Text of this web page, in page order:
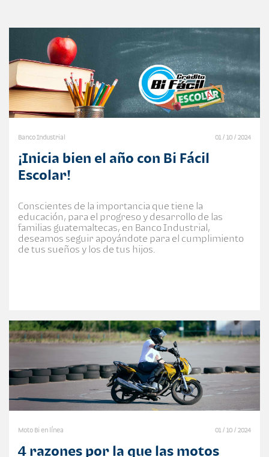
Banco Industrial 01 / 10 / 2024
¡Inicia bien el año con Bi Fácil
Escolar!
Conscientes de la importancia que tiene la
educación, para el progreso y desarrollo de las
familias guatemaltecas, en Banco Industrial,
deseamos seguir apoyándote para el cumplimiento
de tus sueños y los de tus hijos.
Moto Bi en línea 01 / 10 / 2024
4 razones por la que las motos